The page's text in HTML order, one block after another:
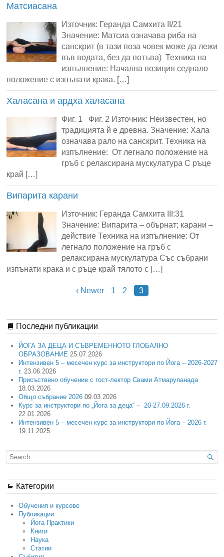
Матсиасана
Източник: Геранда Самхита II/21
Значение: Матсиа означава риба на
санскрит (в тази поза човек може да лежи
във водата, без да потъва) Техника на
изпълнение: Начална позиция седнало
положение с изпънати крака. […]
Халасана и ардха халасана
Фиг. 1 Фиг. 2 Източник: Неизвестен, но
традицията й е древна. Значение: Хала
означава рало на санскрит. Техника на
изпълнение: От легнало положение на
гръб с релаксирана мускулатура С ръце
край […]
Випарита карани
Източник: Геранда Самхита III:31
Значение: Випарита – обърнат; карани –
действие Техника на изпълнение: От
легнало положение на гръб с
релаксирана мускулатура Със събрани
изпънати крака и с ръце край тялото с […]
‹ Newer 1 2 3
Последни публикации
ЙОГА ЗА ДЕЦА И СЪВРЕМЕННОТО ГЛОБАЛНО
ОБРАЗОВАНИЕ 25.07.2026
Интензивен 5 – месечен курс за инструктори по Йога – 2026-2027
г. 23.06.2026
Присъствено обучение с гост-лектор Свами Атмарупанада
18.03.2026
Общо събрание 2026 09.03.2026
Курс за инструктори по „Йога за деца“ – 20-27.09.2026 г.
22.01.2026
Интензивен 5 – месечен курс за инструктори по Йога – 2026 г.
19.11.2025

Категории
Обучения и курсове
Публикации
Йога Практики
Книги
Наука
Статии